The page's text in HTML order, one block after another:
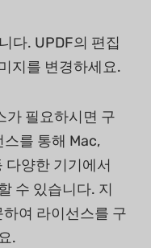
다. UPDF의 편집
지를 변경하세요.
가 필요하시면 구
를 통해 Mac,
양한 기기에서
수 있습니다. 지
하여 라이선스를 구
.